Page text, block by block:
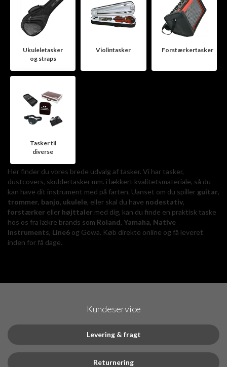
Ukuleletasker
og straps
Violintasker Forstærkertasker
Tasker til
diverse
Her finder du vores brede udvalg af tasker. Vi har tasker,
dustcovers, skuldertasker mm. i lækkert kvalitetsmateriale, så du
kan have dit instrument med på farten. Uanset om du spiller guitar,
trommer, banjo, ukulele, eller skal du have nodestativ,
forstærker eller højttaler med dig, kan du finde en praktisk taske
hos os fra lækre brands som Roland, Yamaha, Native
Instruments, Line6 og Gewa. Køb direkte online og få leveret
inden for få dage.
Kundeservice
Levering & fragt
Returnering